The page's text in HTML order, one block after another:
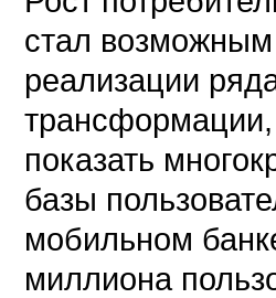
стал
реализации
трансформации,
показать
базы
мобильном
миллиона